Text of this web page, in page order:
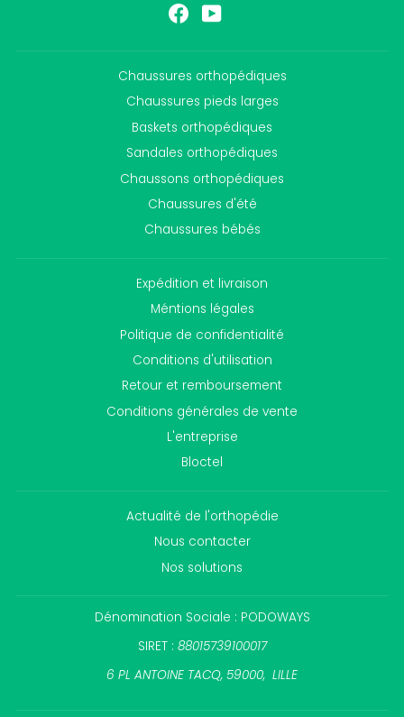
FacebookYouTube
Chaussures orthopédiques
Chaussures pieds larges
Baskets orthopédiques
Sandales orthopédiques
Chaussons orthopédiques
Chaussures d'été
Chaussures bébés
Expédition et livraison
Méntions légales
Politique de confidentialité
Conditions d'utilisation
Retour et remboursement
Conditions générales de vente
L'entreprise
Bloctel
Actualité de l'orthopédie
Nous contacter
Nos solutions
Dénomination Sociale : PODOWAYS
SIRET : 88015739100017
6 PL ANTOINE TACQ, 59000, LILLE